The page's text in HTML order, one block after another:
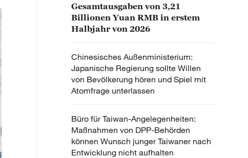
Gesamtausgaben von 3,21
Billionen Yuan RMB in erstem
Halbjahr von 2026
Chinesisches Außenministerium:
Japanische Regierung sollte Willen
von Bevölkerung hören und Spiel mit
Atomfrage unterlassen
Büro für Taiwan-Angelegenheiten:
Maßnahmen von DPP-Behörden
können Wunsch junger Taiwaner nach
Entwicklung nicht aufhalten